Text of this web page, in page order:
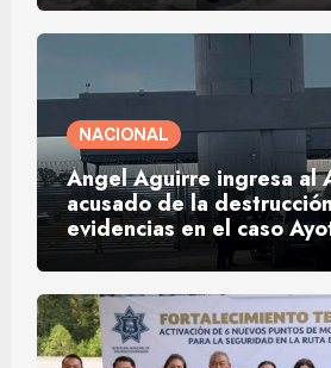
NACIONAL
Ángel Aguirre ingresa al
acusado de la
evidencias en el caso